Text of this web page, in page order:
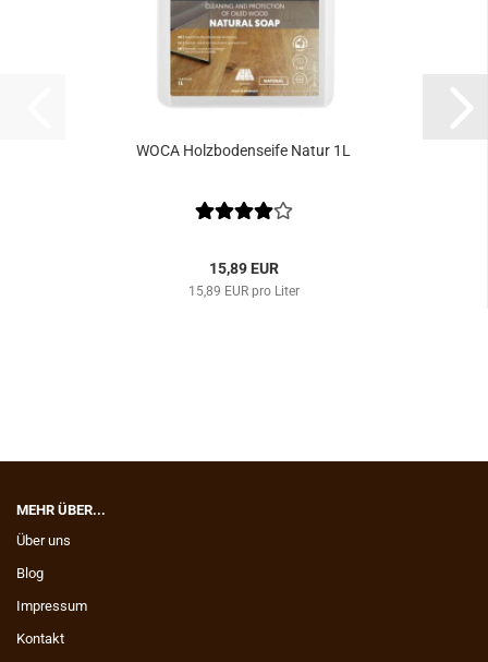
WOCA Holz­bo­den­sei­fe Natur 1L
15,89 EUR
15,89 EUR pro Liter
MEHR ÜBER...
Über uns
Blog
Impressum
Kontakt